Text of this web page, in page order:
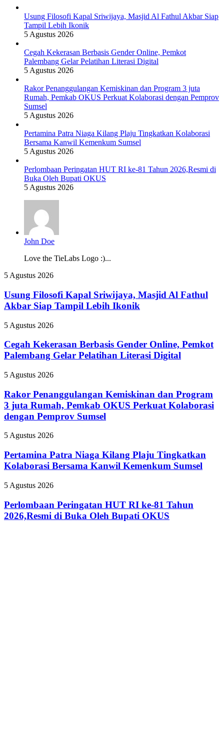
Usung Filosofi Kapal Sriwijaya, Masjid Al Fathul Akbar Siap
Tampil Lebih Ikonik
5 Agustus 2026
Cegah Kekerasan Berbasis Gender Online, Pemkot
Palembang Gelar Pelatihan Literasi Digital
5 Agustus 2026
Rakor Penanggulangan Kemiskinan dan Program 3 juta
Rumah, Pemkab OKUS Perkuat Kolaborasi dengan Pemprov
Sumsel
5 Agustus 2026
Pertamina Patra Niaga Kilang Plaju Tingkatkan Kolaborasi
Bersama Kanwil Kemenkum Sumsel
5 Agustus 2026
Perlombaan Peringatan HUT RI ke-81 Tahun 2026,Resmi di
Buka Oleh Bupati OKUS
5 Agustus 2026
John Doe
Love the TieLabs Logo :)...
Usung
Kapal
Sriwijaya,
Masjid
Fathul
Siap
Tampil
Ikonik
5 Agustus 2026
Usung Filosofi Kapal Sriwijaya, Masjid Al Fathul
Akbar Siap Tampil Lebih Ikonik
Cegah
Berbasis
Gender
Online,
Palembang
Pelatihan
Literasi
Digital
5 Agustus 2026
Cegah Kekerasan Berbasis Gender Online, Pemkot
Palembang Gelar Pelatihan Literasi Digital
Rakor
Kemiskinan
dan
Program
3
Rumah,
OKUS
Perkuat
dengan
Pemprov
Sumsel
5 Agustus 2026
Rakor Penanggulangan Kemiskinan dan Program
3 juta Rumah, Pemkab OKUS Perkuat Kolaborasi
dengan Pemprov Sumsel
Pertamina
Niaga
Kilang
Plaju
Kolaborasi
Kanwil
Kemenkum
5 Agustus 2026
Pertamina Patra Niaga Kilang Plaju Tingkatkan
Kolaborasi Bersama Kanwil Kemenkum Sumsel
Perlombaan
HUT
RI
ke-
5 Agustus 2026
Perlombaan Peringatan HUT RI ke-81 Tahun
2026,Resmi di Buka Oleh Bupati OKUS